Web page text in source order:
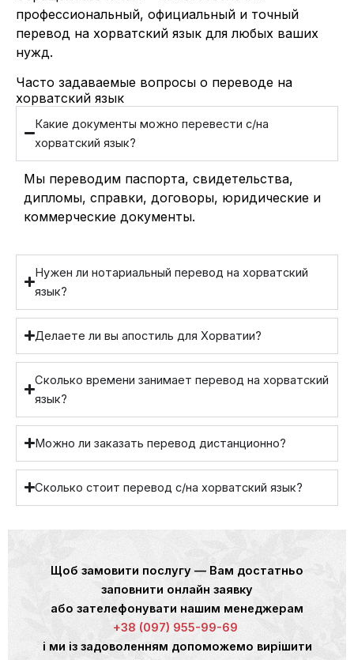
профессиональный, официальный и точный
перевод на хорватский язык для любых ваших
нужд.
Часто задаваемые вопросы о переводе на
хорватский язык
Какие документы можно перевести с/на
хорватский язык?
Мы переводим паспорта, свидетельства,
дипломы, справки, договоры, юридические и
коммерческие документы.
Нужен ли нотариальный перевод на хорватский
язык?
Делаете ли вы апостиль для Хорватии?
Сколько времени занимает перевод на хорватский
язык?
Можно ли заказать перевод дистанционно?
Сколько стоит перевод с/на хорватский язык?
Щоб замовити послугу — Вам достатньо
заповнити онлайн заявку
або зателефонувати нашим менеджерам
+38 (097) 955-99-69
і ми із задоволенням допоможемо вирішити